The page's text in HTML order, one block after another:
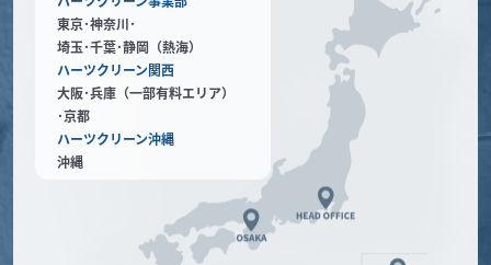
東京･神奈川･
埼玉･千葉･静岡（熱海）
ハーツクリーン関西
大阪･兵庫（一部有料エリア）
･京都
ハーツクリーン沖縄
沖縄